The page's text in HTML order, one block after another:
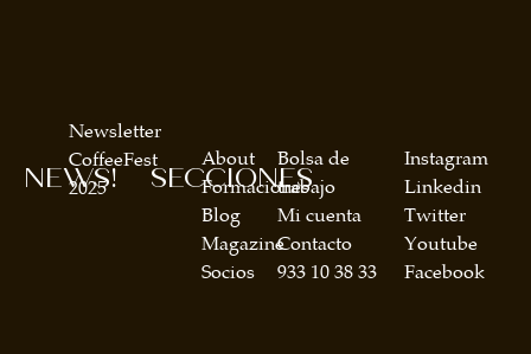
SECCIONES
About
Formaciones
Blog
Magazine
Socios
Bolsa de
trabajo
Mi cuenta
Contacto
933 10 38 33
NEWS!
Newsletter
CoffeeFest
2025
Instagram
Linkedin
Twitter
Youtube
Facebook